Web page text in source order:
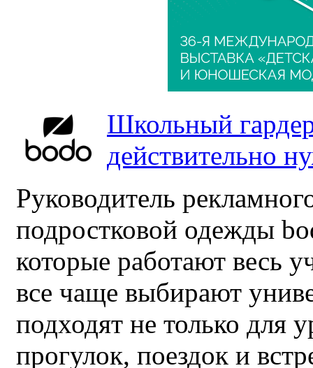
Школьный
действительно
Руководитель
подростковой одежды
которые работают весь
все чаще выбирают
подходят не только для
прогулок, поездок и